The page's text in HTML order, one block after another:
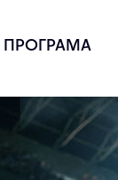
ПРОГРАМА